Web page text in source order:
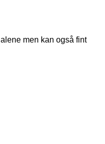
men kan også fint